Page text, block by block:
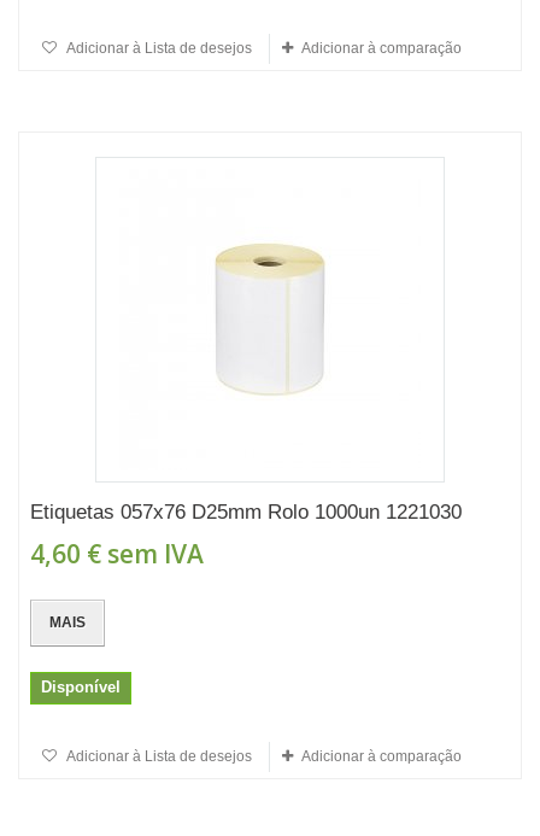
Adicionar à Lista de desejos Adicionar à comparação
Etiquetas 057x76 D25mm Rolo 1000un 1221030
4,60 € sem IVA
MAIS
Disponível
Adicionar à Lista de desejos Adicionar à comparação